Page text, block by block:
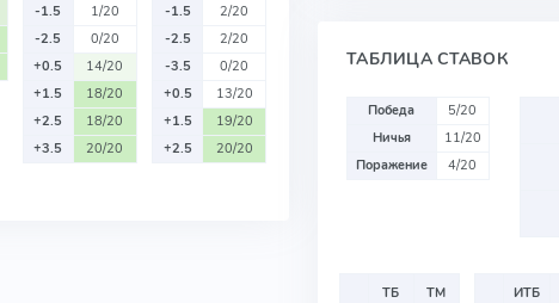
-1.5
1/20
-2.5
0/20
+0.5
14/20
+1.5
18/20
+2.5
18/20
+3.5
20/20
-1.5
2/20
-2.5
2/20
-3.5
0/20
+0.5
13/20
+1.5
19/20
+2.5
20/20
ТАБЛИЦА СТАВОК
Победа
5/20
Ничья
11/20
Поражение
4/20
ТБ
ТМ
ИТБ